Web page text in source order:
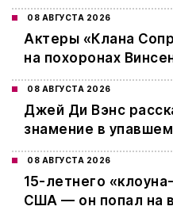
08 АВГУСТА 2026
Актеры «Клана
на похоронах
08 АВГУСТА 2026
Джей Ди Вэнс
знамение в
08 АВГУСТА 2026
15-летнего
США — он попал на